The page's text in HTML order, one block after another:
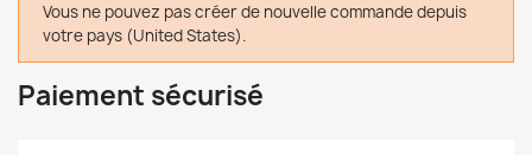
Vous ne pouvez pas créer de nouvelle commande depuis
votre pays (United States).
Paiement sécurisé